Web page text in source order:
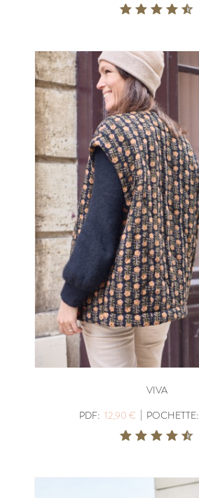
VIVA
PDF: 12,90 € | POCHETTE: